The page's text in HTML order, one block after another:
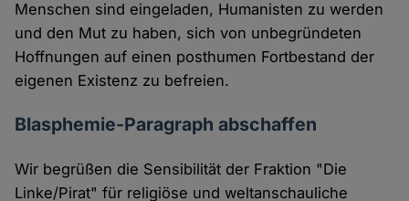
Menschen sind eingeladen, Humanisten zu werden
und den Mut zu haben, sich von unbegründeten
Hoffnungen auf einen posthumen Fortbestand der
eigenen Existenz zu befreien.
Blasphemie-Paragraph abschaffen
Wir begrüßen die Sensibilität der Fraktion "Die
Linke/Pirat" für religiöse und weltanschauliche